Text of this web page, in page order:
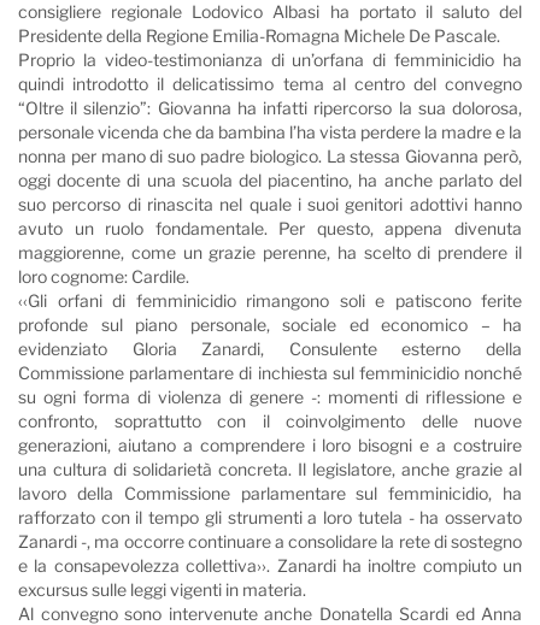
consigliere regionale Lodovico Albasi ha portato il saluto del
Presidente della Regione Emilia-Romagna Michele De Pascale.
Proprio la video-testimonianza di un’orfana di femminicidio ha
quindi introdotto il delicatissimo tema al centro del convegno
“Oltre il silenzio”: Giovanna ha infatti ripercorso la sua dolorosa,
personale vicenda che da bambina l’ha vista perdere la madre e la
nonna per mano di suo padre biologico. La stessa Giovanna però,
oggi docente di una scuola del piacentino, ha anche parlato del
suo percorso di rinascita nel quale i suoi genitori adottivi hanno
avuto un ruolo fondamentale. Per questo, appena divenuta
maggiorenne, come un grazie perenne, ha scelto di prendere il
loro cognome: Cardile.
‹‹Gli orfani di femminicidio rimangono soli e patiscono ferite
profonde sul piano personale, sociale ed economico – ha
evidenziato Gloria Zanardi, Consulente esterno della
Commissione parlamentare di inchiesta sul femminicidio nonché
su ogni forma di violenza di genere -: momenti di riflessione e
confronto, soprattutto con il coinvolgimento delle nuove
generazioni, aiutano a comprendere i loro bisogni e a costruire
una cultura di solidarietà concreta. Il legislatore, anche grazie al
lavoro della Commissione parlamentare sul femminicidio, ha
rafforzato con il tempo gli strumenti a loro tutela - ha osservato
Zanardi -, ma occorre continuare a consolidare la rete di sostegno
e la consapevolezza collettiva››. Zanardi ha inoltre compiuto un
excursus sulle leggi vigenti in materia.
Al convegno sono intervenute anche Donatella Scardi ed Anna